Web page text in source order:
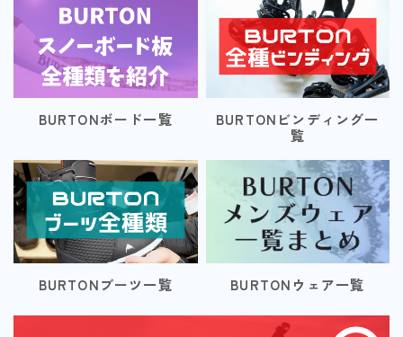
BURTONボード一覧
BURTONビンディング一
覧
BURTONブーツ一覧 BURTONウェア一覧